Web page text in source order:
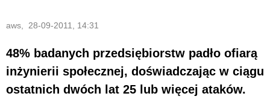
aws, 28-09-2011, 14:31
48% badanych przedsiębiorstw padło ofiarą
inżynierii społecznej, doświadczając w ciągu
ostatnich dwóch lat 25 lub więcej ataków.